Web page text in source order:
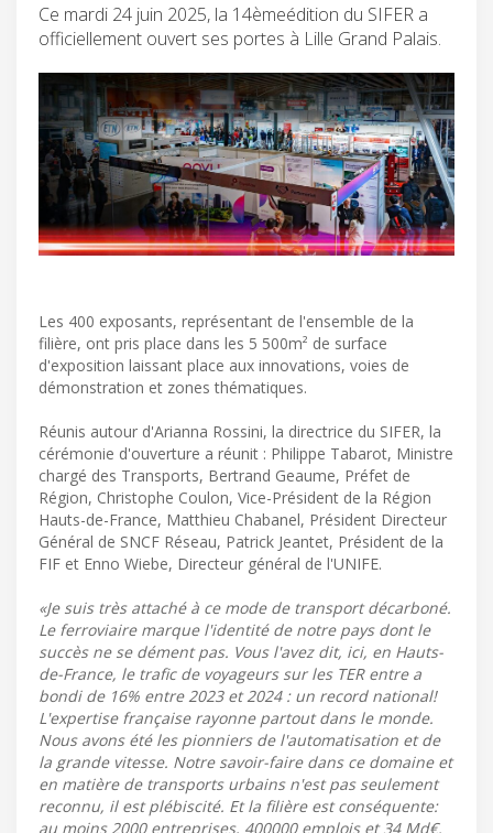
Ce mardi 24 juin 2025, la 14èmeédition du SIFER a
officiellement ouvert ses portes à Lille Grand Palais.
Les 400 exposants, représentant de l'ensemble de la
filière, ont pris place dans les 5 500m² de surface
d'exposition laissant place aux innovations, voies de
démonstration et zones thématiques.
Réunis autour d'Arianna Rossini, la directrice du SIFER, la
cérémonie d'ouverture a réunit : Philippe Tabarot, Ministre
chargé des Transports, Bertrand Geaume, Préfet de
Région, Christophe Coulon, Vice-Président de la Région
Hauts-de-France, Matthieu Chabanel, Président Directeur
Général de SNCF Réseau, Patrick Jeantet, Président de la
FIF et Enno Wiebe, Directeur général de l'UNIFE.
«Je suis très attaché à ce mode de transport décarboné.
Le ferroviaire marque l'identité de notre pays dont le
succès ne se dément pas. Vous l'avez dit, ici, en Hauts-
de-France, le trafic de voyageurs sur les TER entre a
bondi de 16% entre 2023 et 2024 : un record national!
L'expertise française rayonne partout dans le monde.
Nous avons été les pionniers de l'automatisation et de
la grande vitesse. Notre savoir-faire dans ce domaine et
en matière de transports urbains n'est pas seulement
reconnu, il est plébiscité. Et la filière est conséquente:
au moins 2000 entreprises, 400000 emplois et 34 Md€.